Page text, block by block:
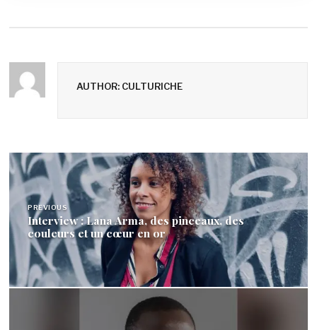
AUTHOR: CULTURICHE
Navigation
de
l’article
PREVIOUS
Interview : Lana Arma, des pinceaux, des
couleurs et un cœur en or